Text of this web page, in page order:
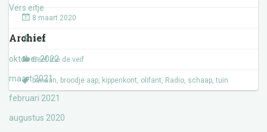
Vers eitje
Archief
oktober 2022
maart 2021
februari 2021
augustus 2020
8 maart 2020
Gert
Geef me de veif
banaan, broodje aap, kippenkont, olifant, Radio, schaap,tuin